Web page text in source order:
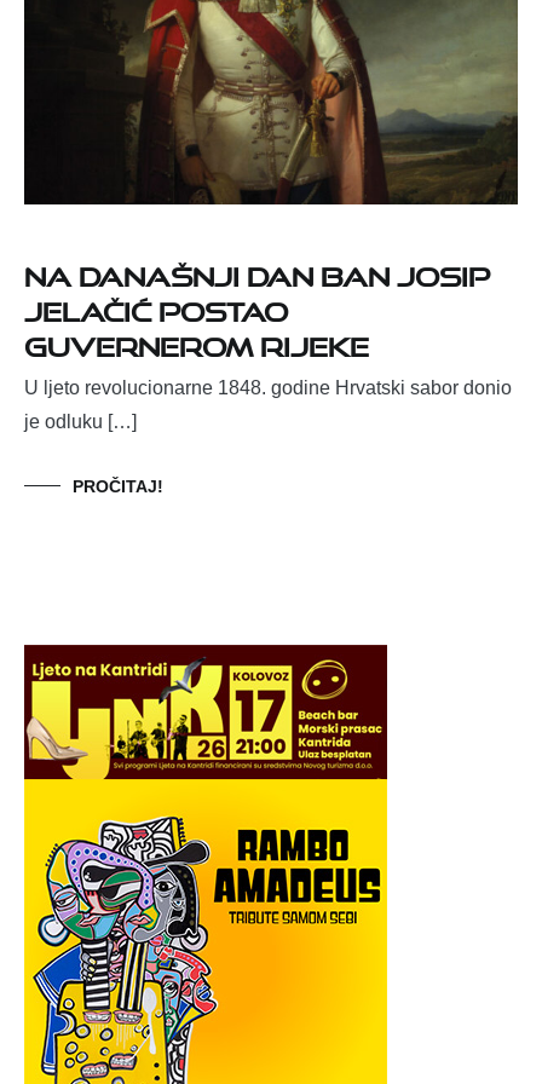
Na današnji dan ban Josip
Jelačić postao
guvernerom Rijeke
U ljeto revolucionarne 1848. godine Hrvatski sabor donio
je odluku […]
PROČITAJ!